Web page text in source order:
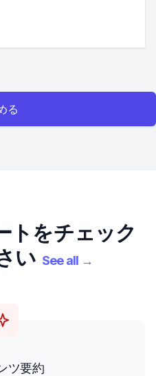
る
トをチェック
い See all →
ツ要約